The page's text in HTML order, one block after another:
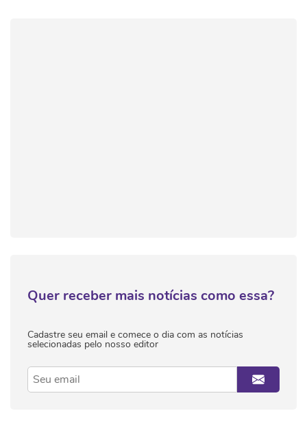
Quer receber mais notícias como essa?
Cadastre seu email e comece o dia com as notícias
selecionadas pelo nosso editor